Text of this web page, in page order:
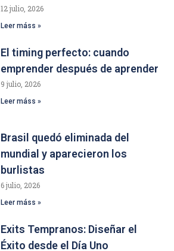
12 julio, 2026
Leer máss »
El timing perfecto: cuando
emprender después de aprender
9 julio, 2026
Leer máss »
Brasil quedó eliminada del
mundial y aparecieron los
burlistas
6 julio, 2026
Leer máss »
Exits Tempranos: Diseñar el
Éxito desde el Día Uno